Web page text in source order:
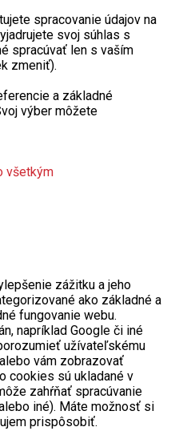
spracovanie údajov na
svoj súhlas s
spracúvať len s vaším
zmeniť).
a základné
výber môžete
všetkým
zážitku a jeho
ako základné a
fungovanie webu.
napríklad Google či iné
užívateľskému
vám zobrazovať
cookies sú ukladané v
zahŕňať spracúvanie
iné). Máte možnosť si
prispôsobiť.